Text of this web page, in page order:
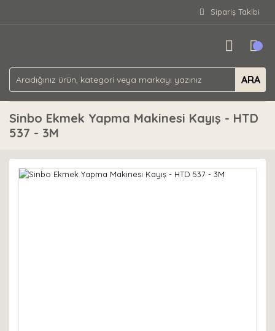
Sipariş Takibi
ARA
Sinbo Ekmek Yapma Makinesi Kayış - HTD
537 - 3M